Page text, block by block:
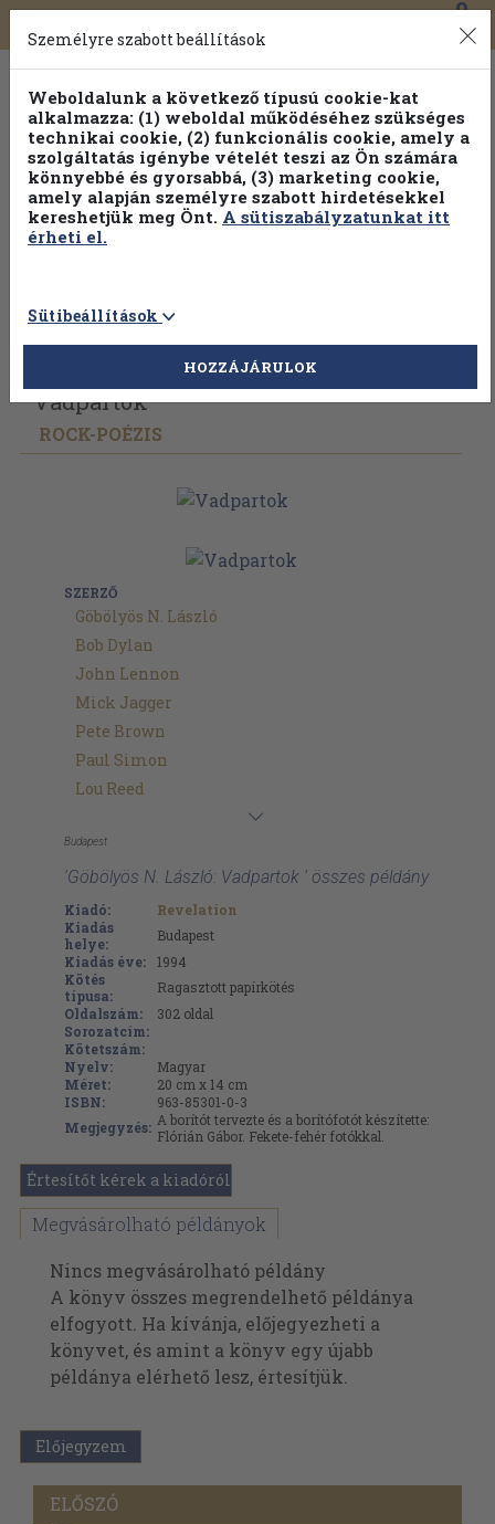
Toggle
navigation
0
Vissza az előző oldalra Válasszon példányt
Vadpartok
ROCK-POÉZIS
SZERZŐ
Göbölyös N. László
Bob Dylan
John Lennon
Mick Jagger
Pete Brown
Paul Simon
Lou Reed
Budapest
'Göbölyös N. László: Vadpartok ' összes példány
Kiadó:
Revelation
Kiadás
helye:
Budapest
Kiadás éve:
1994
Kötés
típusa:
Ragasztott papírkötés
Oldalszám:
302 oldal
Sorozatcím:
Kötetszám:
Nyelv:
Magyar
Méret:
20 cm x 14 cm
ISBN:
963-85301-0-3
Megjegyzés: A borítót tervezte és a borítófotót készítette:
Flórián Gábor. Fekete-fehér fotókkal.
Értesítőt kérek a kiadóról
Megvásárolható példányok
Nincs megvásárolható példány
A könyv összes megrendelhető példánya
elfogyott. Ha kívánja, előjegyezheti a
könyvet, és amint a könyv egy újabb
példánya elérhető lesz, értesítjük.
Előjegyzem
ELŐSZÓ
Személyre szabott beállítások
Weboldalunk a következő típusú cookie-kat
alkalmazza: (1) weboldal működéséhez szükséges
technikai cookie, (2) funkcionális cookie, amely a
szolgáltatás igénybe vételét teszi az Ön számára
könnyebbé és gyorsabbá, (3) marketing cookie,
amely alapján személyre szabott hirdetésekkel
kereshetjük meg Önt. A sütiszabályzatunkat itt
érheti el.
Sütibeállítások
HOZZÁJÁRULOK